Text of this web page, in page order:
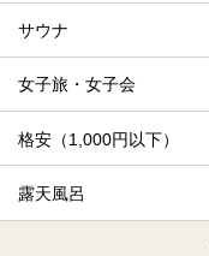
サウナ
女子旅・女子会
格安（1,000円以下）
露天風呂